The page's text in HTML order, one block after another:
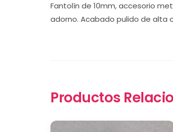
Fantolín de 10mm, accesorio
adorno. Acabado pulido de alta
Productos